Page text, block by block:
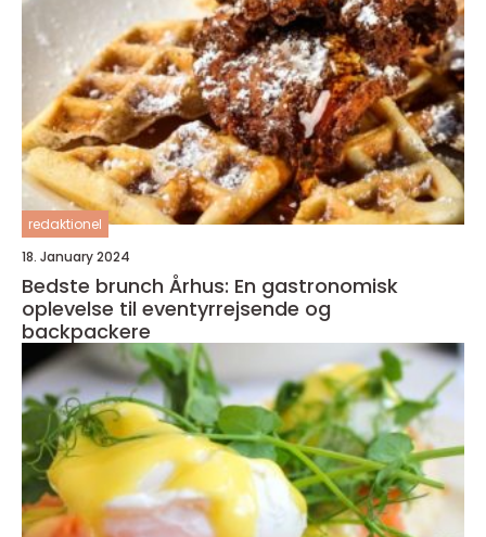
redaktionel
18. January 2024
Bedste brunch Århus: En gastronomisk
oplevelse til eventyrrejsende og
backpackere